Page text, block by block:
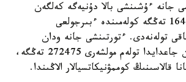
جانە ءۇشىنشى بالا دۇنيەگە كەلگەن
كەزدە وتباسىعا 164350 تەڭگە كولەمىندە ءبىرجولعى
تولەنەدى. ءتورتىنشى جانە ودان
كەيىنگى بالالار تۋعان جاعدايدا تولەم مولشەرى 272475 تەڭگە،
قالاسىنىڭ كوممۋنيكاتسيالار الاڭىندا.